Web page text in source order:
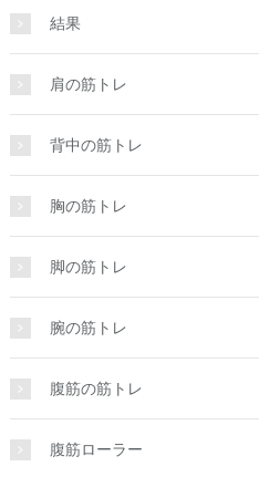
結果
肩の筋トレ
背中の筋トレ
胸の筋トレ
脚の筋トレ
腕の筋トレ
腹筋の筋トレ
腹筋ローラー